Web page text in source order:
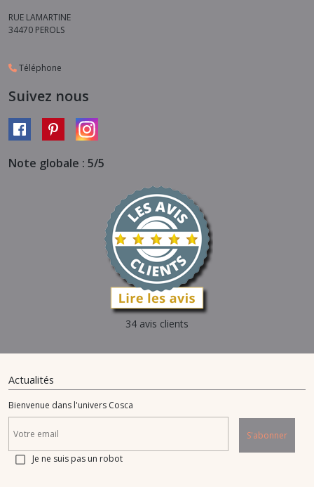
RUE LAMARTINE
34470 PEROLS
Téléphone
Suivez nous
Note globale : 5/5
34 avis clients
Actualités
Bienvenue dans l'univers Cosca
S'abonner
Je ne suis pas un robot